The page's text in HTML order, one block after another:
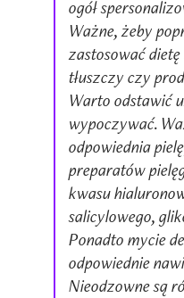
ogół
Ważne, żeby
zastosować
tłuszczy czy
Warto odstawić
wypoczywać.
odpowiednia
preparatów
kwasu
salicylowego,
Ponadto mycie
odpowiednie
Nieodzowne są